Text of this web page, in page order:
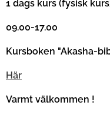
1 dags kurs (fysisk
09.00-17.00
Kursboken "Akasha-
Här
Varmt välkommen !